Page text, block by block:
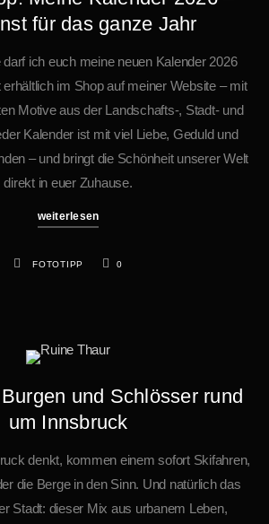
für das ganze Jahr
ich euch meine neuen Kalender 2026
im Shop auf meiner Website – mit
Motive aus der Landschafts-, Stadt- und
Kalender ist mit viel Liebe, Geduld und
– und bringt die Schönheit unserer Welt
direkt in euer Zuhause.
weiterlesen
FOTOTIPP 0
und Schlösser rund
um Innsbruck
denkt, kommen einem sofort Skifahren,
die Berge in den Sinn. Und natürlich das
Stadt: dieser Mix aus urbanem Leben,